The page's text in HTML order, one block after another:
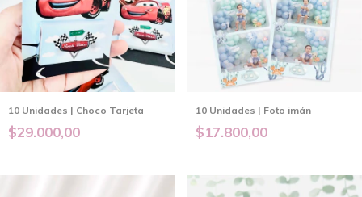
10 Unidades | Choco Tarjeta
$29.000,00
10 Unidades | Foto imán
$17.800,00